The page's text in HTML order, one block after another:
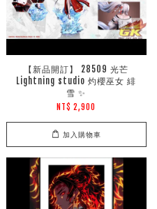
【新品開訂】 28509 光芒
Lightning studio 灼櫻巫女 緋
雪 ✨
NT$ 2,900
加入購物車